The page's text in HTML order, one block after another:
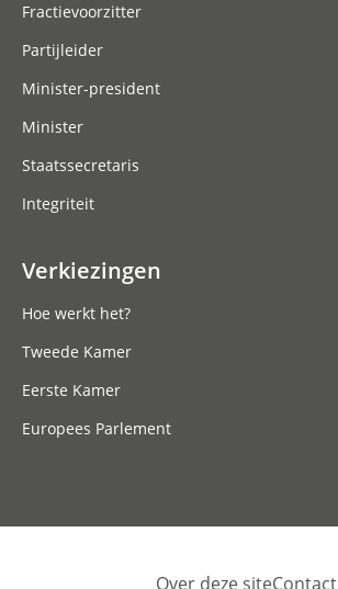
Fractievoorzitter
Partijleider
Minister-president
Minister
Staatssecretaris
Integriteit
Verkiezingen
Hoe werkt het?
Tweede Kamer
Eerste Kamer
Europees Parlement
Over deze siteContact